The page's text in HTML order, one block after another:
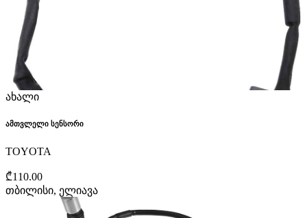
ახალი
ამთვლელი სენსორი
TOYOTA
₾110.00
თბილისი, ელიავა